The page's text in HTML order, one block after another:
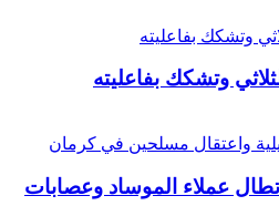
وتشكك بفاعليته
تطال عملاء الموساد وعصابات